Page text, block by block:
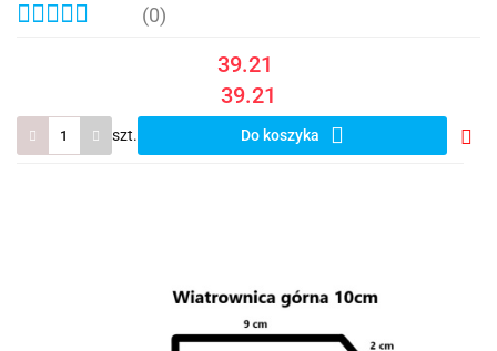
(0)
39.21
39.21
szt. Do koszyka